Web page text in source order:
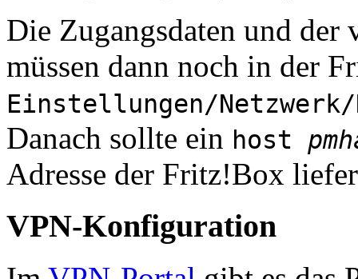
Die Zugangsdaten und
müssen dann noch in der
Einstellungen/Netzwerk/
Danach sollte ein host
Adresse der Fritz!Box
VPN-Konfiguration